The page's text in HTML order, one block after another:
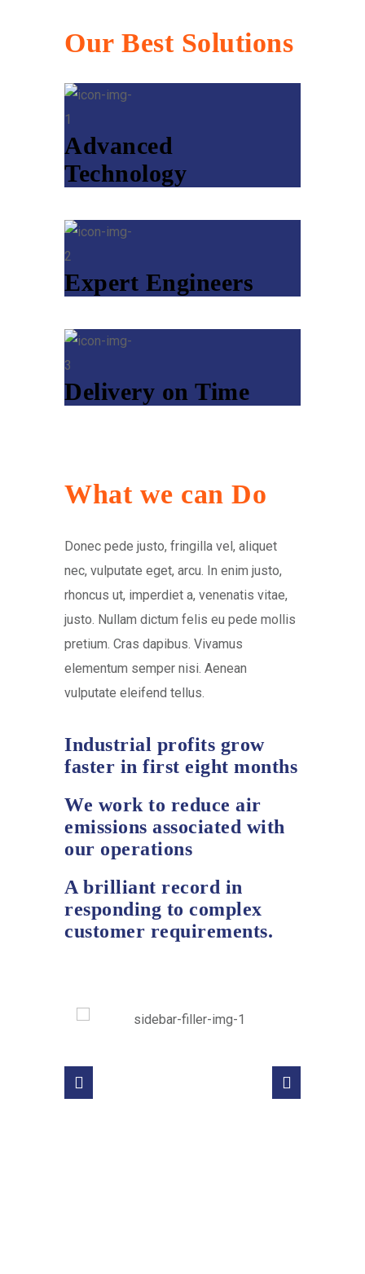
Our Best Solutions
Advanced
Technology
Expert Engineers
Delivery on Time
What we can Do
Donec pede justo, fringilla vel, aliquet
nec, vulputate eget, arcu. In enim justo,
rhoncus ut, imperdiet a, venenatis vitae,
justo. Nullam dictum felis eu pede mollis
pretium. Cras dapibus. Vivamus
elementum semper nisi. Aenean
vulputate eleifend tellus.
Industrial profits grow
faster in first eight months
We work to reduce air
emissions associated with
our operations
A brilliant record in
responding to complex
customer requirements.